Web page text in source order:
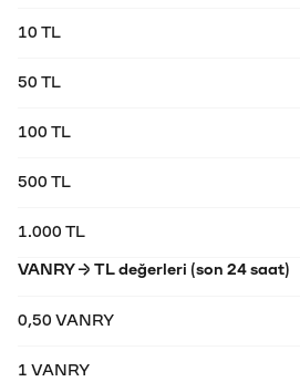
10 TL
50 TL
100 TL
500 TL
1.000 TL
VANRY → TL değerleri (son 24 saat)
0,50 VANRY
1 VANRY